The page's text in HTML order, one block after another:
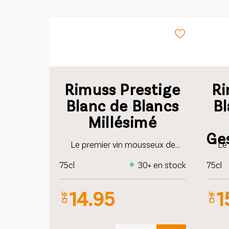
Rimuss Prestige
Blanc de Blancs
Millésimé
Le premier vin mousseux de
de 100 % de Pinot Blanc
désalcoolisé. Un Blanc de Blancs
élégant, alliant finesse et
innovation – totalement sans
75cl 30+ en stock
CHF14.95
Le
de
75cl
CHF